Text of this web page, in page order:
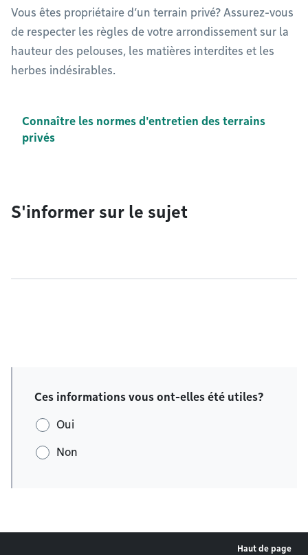
Vous êtes propriétaire d’un terrain privé? Assurez-vous
de respecter les règles de votre arrondissement sur la
hauteur des pelouses, les matières interdites et les
herbes indésirables.
Connaître les normes d'entretien des terrains
privés
S'informer sur le sujet
Ces informations vous ont-elles été utiles?
Oui
Non
Haut de page